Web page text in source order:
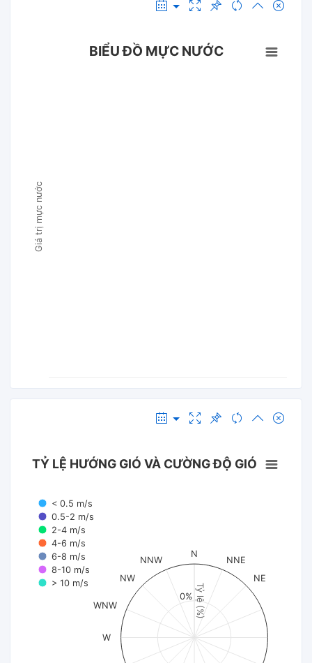
Giá trị mực nước
BIỂU ĐỒ MỰC NƯỚC
Tỷ lệ (%)
TỶ LỆ HƯỚNG GIÓ VÀ CƯỜNG ĐỘ GIÓ
< 0.5 m/s
0.5-2 m/s
2-4 m/s
4-6 m/s
6-8 m/s
8-10 m/s
> 10 m/s
N
NNE
NE
W
WNW
NW
NNW
0%